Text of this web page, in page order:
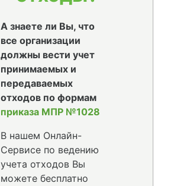
А знаете ли Вы, что
все организации
должны вести учет
принимаемых и
передаваемых
отходов по формам
приказа МПР №1028
В нашем Онлайн-
Сервисе по ведению
учета отходов Вы
можете бесплатно